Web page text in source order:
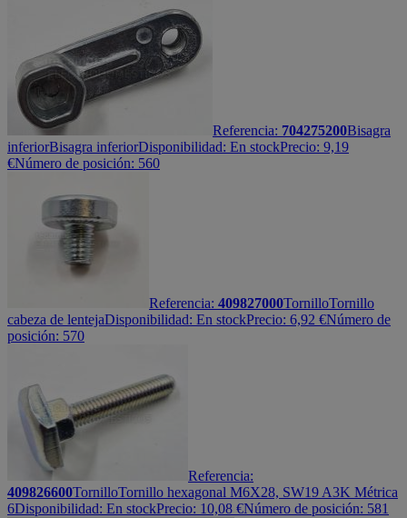
Referencia: 704275200Bisagra
inferiorBisagra inferiorDisponibilidad: En stockPrecio: 9,19
€Número de posición: 560
Referencia: 409827000TornilloTornillo
cabeza de lentejaDisponibilidad: En stockPrecio: 6,92 €Número de
posición: 570
Referencia:
409826600TornilloTornillo hexagonal M6X28, SW19 A3K Métrica
6Disponibilidad: En stockPrecio: 10,08 €Número de posición: 581